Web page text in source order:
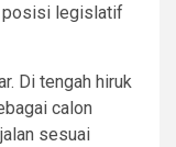
posisi legislatif
Di tengah hiruk
calon
sesuai